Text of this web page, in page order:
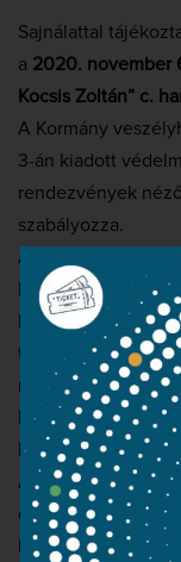
Sajnálattal
a 2020. november
Kocsis Zoltán” c.
A Kormány
3-án kiadott
rendezvények
szabályozza.
A Nemzeti
közönsége
betartása, de
tudja az új
nézők nagy
Filharmonikusok
In Memoriam
A megváltott
cserélhetők vagy
hangversenyre